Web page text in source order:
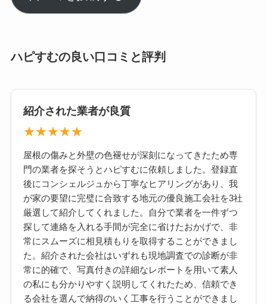
ハピすむの良い口コミと評判
紹介された業者が良質
★★★★★
屋根の傷みと外壁の色褪せが深刻になってきたため専
門の業者を探そうとハピすむに依頼しました。登録直
後にコンシェルジュから丁寧なヒアリングがあり、我
が家の要望に完璧に合致する地元の優良施工会社を3社
厳選して紹介してくれました。自分で業者を一件ずつ
探して連絡を入れる手間が完全に省けたおかげで、非
常にスムーズに相見積もりを取得することができまし
た。紹介された会社はいずれも現地調査での診断が非
常に的確で、写真付きの詳細なレポートを用いて素人
の私にも分かりやすく説明してくれたため、信頼でき
る会社を選んで納得のいく工事を行うことができまし